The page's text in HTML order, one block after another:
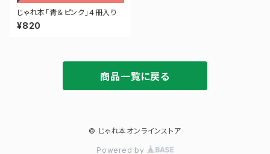
じゃれ本「青＆ピンク」４冊入り
¥820
商品一覧に戻る
© じゃれ本オンラインストア
Powered by